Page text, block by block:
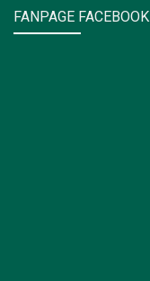
FANPAGE FACEBOOK